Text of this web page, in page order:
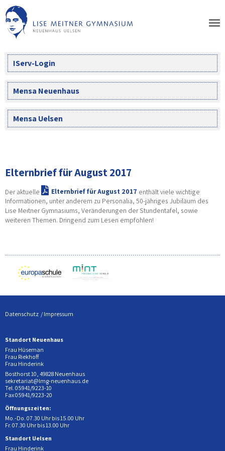
Skip
to
content
IServ-Login
Mensa Neuenhaus
Mensa Uelsen
Elternbrief für August 2017
Der aktuelle Elternbrief für August 2017 enthält viele wichtige
Informationen, unter anderem zu Personalia, 50-jähriges Jubiläum des
Lise Meitner Gymnasiums, Veränderungen der Stundentafel, sowie
weiteren Themen. Dringend zum Lesen empfohlen!
Datenschutz Impressum
Standort Neuenhaus
Frau Hüseman
Frau Riekhoff
Frau Hinderink
Bosthorst 10, 49828 Neuenhaus
sekretariat@lmg-neuenhaus.de
Tel. 05941/9223-10
Fax 05941/9223-20
Öffnungszeiten:
Mo.-Do. 07.30 Uhr bis 15.00 Uhr
Fr. 07.30 Uhr bis 13.00 Uhr
Standort Uelsen
Frau Hinderink